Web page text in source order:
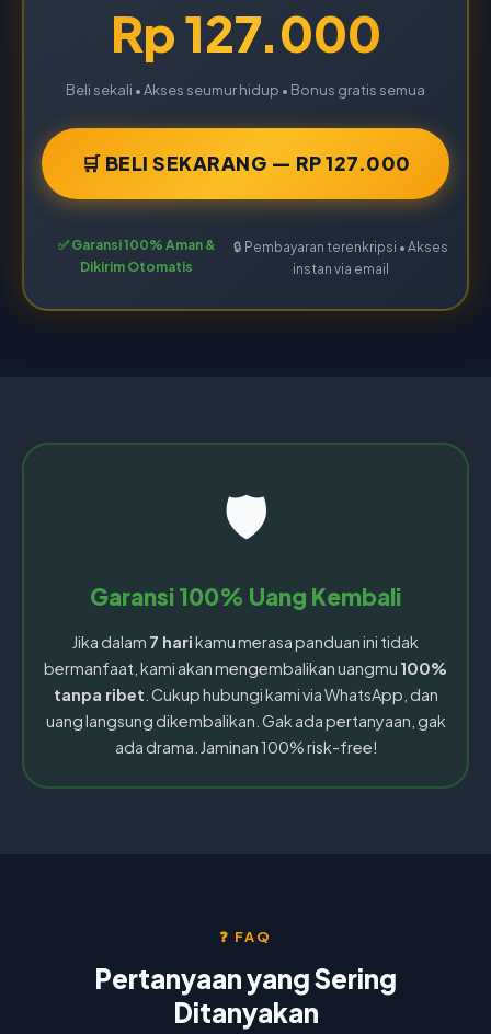
Rp 127.000
Beli sekali • Akses seumur hidup • Bonus gratis semua
🛒 BELI SEKARANG — RP 127.000
✅ Garansi 100% Aman &
Dikirim Otomatis
🔒 Pembayaran terenkripsi • Akses
instan via email
🛡️
Garansi 100% Uang Kembali
Jika dalam 7 harikamu merasa panduan ini tidak
bermanfaat, kami akan mengembalikan uangmu 100%
tanpa ribet . Cukup hubungi kami via WhatsApp, dan
uang langsung dikembalikan. Gak ada pertanyaan, gak
ada drama. Jaminan 100% risk-free!
❓ FAQ
Pertanyaan yang Sering
Ditanyakan